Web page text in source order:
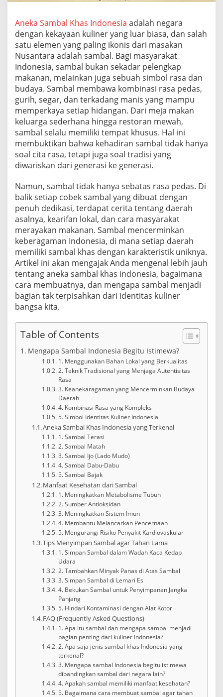
i
a
Aneka Sambal Khas Indonesia adalah negara
dengan kekayaan kuliner yang luar biasa, dan salah
satu elemen yang paling ikonis dari masakan
Nusantara adalah sambal. Bagi masyarakat
Indonesia, sambal bukan sekadar pelengkap
makanan, melainkan juga sebuah simbol rasa dan
budaya. Sambal membawa kombinasi rasa pedas,
gurih, segar, dan terkadang manis yang mampu
memperkaya setiap hidangan. Dari meja makan
keluarga sederhana hingga restoran mewah,
sambal selalu memiliki tempat khusus. Hal ini
membuktikan bahwa kehadiran sambal tidak hanya
soal cita rasa, tetapi juga soal tradisi yang
diwariskan dari generasi ke generasi.
Namun, sambal tidak hanya sebatas rasa pedas. Di
balik setiap cobek sambal yang dibuat dengan
penuh dedikasi, terdapat cerita tentang daerah
asalnya, kearifan lokal, dan cara masyarakat
merayakan makanan. Sambal mencerminkan
keberagaman Indonesia, di mana setiap daerah
memiliki sambal khas dengan karakteristik uniknya.
Artikel ini akan mengajak Anda mengenal lebih jauh
tentang aneka sambal khas indonesia, bagaimana
cara membuatnya, dan mengapa sambal menjadi
bagian tak terpisahkan dari identitas kuliner
bangsa kita.
Table of Contents
Mengapa Sambal Indonesia Begitu Istimewa?
1. Menggunakan Bahan Lokal yang Berkualitas
2. Teknik Tradisional yang Menjaga Autentisitas
Rasa
3. Keanekaragaman yang Mencerminkan Budaya
Daerah
4. Kombinasi Rasa yang Kompleks
5. Simbol Identitas Kuliner Indonesia
Aneka Sambal Khas Indonesia yang Terkenal
1. Sambal Terasi
2. Sambal Matah
3. Sambal Ijo (Lado Mudo)
4. Sambal Dabu-Dabu
5. Sambal Bajak
Manfaat Kesehatan dari Sambal
1. Meningkatkan Metabolisme Tubuh
2. Sumber Antioksidan
3. Meningkatkan Sistem Imun
4. Membantu Melancarkan Pencernaan
5. Mengurangi Risiko Penyakit Kardiovaskular
Tips Menyimpan Sambal agar Tahan Lama
1. Simpan Sambal dalam Wadah Kaca Kedap
Udara
2. Tambahkan Minyak Panas di Atas Sambal
3. Simpan Sambal di Lemari Es
4. Bekukan Sambal untuk Penyimpanan Jangka
Panjang
5. Hindari Kontaminasi dengan Alat Kotor
FAQ (Frequently Asked Questions)
1. Apa itu sambal dan mengapa sambal menjadi
bagian penting dari kuliner Indonesia?
2. Apa saja jenis sambal khas Indonesia yang
terkenal?
3. Mengapa sambal Indonesia begitu istimewa
dibandingkan sambal dari negara lain?
4. Apakah sambal memiliki manfaat kesehatan?
5. Bagaimana cara membuat sambal agar tahan